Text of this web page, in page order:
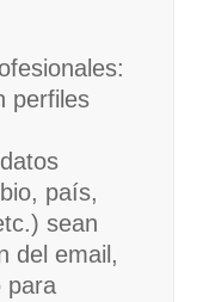
perfiles
país,
sean
del email,
para